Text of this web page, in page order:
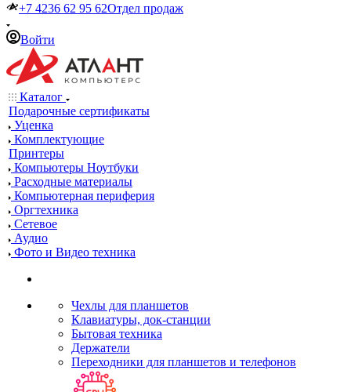
+7 4236 62 95 62Отдел продаж
Войти
Каталог
Подарочные сертификаты
Уценка
Комплектующие
Принтеры
Компьютеры Ноутбуки
Расходные материалы
Компьютерная периферия
Оргтехника
Сетевое
Аудио
Фото и Видео техника
Чехлы для планшетов
Клавиатуры, док-станции
Бытовая техника
Держатели
Переходники для планшетов и телефонов